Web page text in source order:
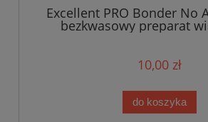
Excellent PRO Bonder No
bezkwasowy preparat
paznokci
10,00 zł
do koszyka